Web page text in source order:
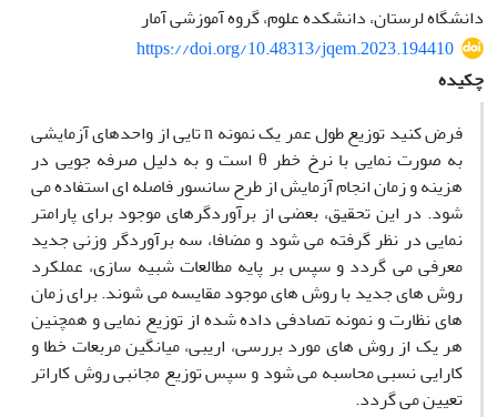
دانشگاه لرستان، دانشکده علوم، گروه آموزشی آمار
https://doi.org/10.48313/jqem.2023.194410
چکیده
فرض کنید توزیع طول عمر یک نمونه n تایی از واحدهای آزمایشی
به صورت نمایی با نرخ خطر θ است و به دلیل صرفه جویی در
هزینه و زمان انجام آزمایش از طرح سانسور فاصله ای استفاده می
شود. در این تحقیق، بعضی از برآوردگرهای موجود برای پارامتر
نمایی در نظر گرفته می شود و مضافا، سه برآوردگر وزنی جدید
معرفی می گردد و سپس بر پایه مطالعات شبیه سازی، عملکرد
روش های جدید با روش های موجود مقایسه می شوند. برای زمان
های نظارت و نمونه تصادفی داده شده از توزیع نمایی و همچنین
هر یک از روش های مورد بررسی، اریبی، میانگین مربعات خطا و
کارایی نسبی محاسبه می شود و سپس توزیع مجانبی روش کاراتر
تعیین می گردد.